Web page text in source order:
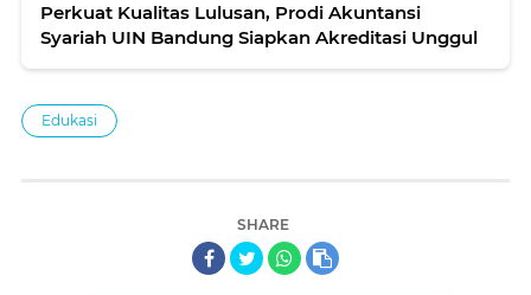
Perkuat Kualitas Lulusan, Prodi Akuntansi
Syariah UIN Bandung Siapkan Akreditasi Unggul
Edukasi
SHARE